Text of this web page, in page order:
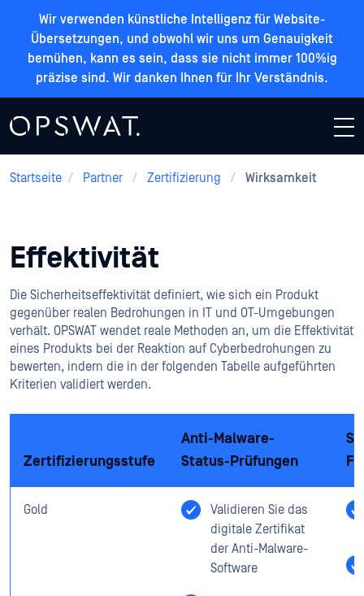
Wir verwenden künstliche Intelligenz für Website-
Übersetzungen, und obwohl wir uns um Genauigkeit
bemühen, kann es sein, dass sie nicht immer 100%ig
präzise sind. Wir danken Ihnen für Ihr Verständnis.
Startseite / Partner / Zertifizierung / Wirksamkeit
Effektivität
Die Sicherheitseffektivität definiert, wie sich ein Produkt
gegenüber realen Bedrohungen in IT und OT-Umgebungen
verhält. OPSWAT wendet reale Methoden an, um die Effektivität
eines Produkts bei der Reaktion auf Cyberbedrohungen zu
bewerten, indem die in der folgenden Tabelle aufgeführten
Kriterien validiert werden.
Zertifizierungsstufe
Anti-Malware-
Status-Prüfungen
Gold
Validieren Sie das
digitale Zertifikat
der Anti-Malware-
Software